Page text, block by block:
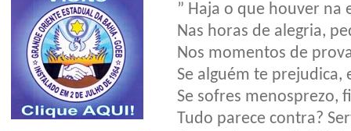
” Haja o que houver na
Nas horas de alegria,
Nos momentos de
Se alguém te prejudica,
Se sofres menosprezo,
Tudo parece contra?